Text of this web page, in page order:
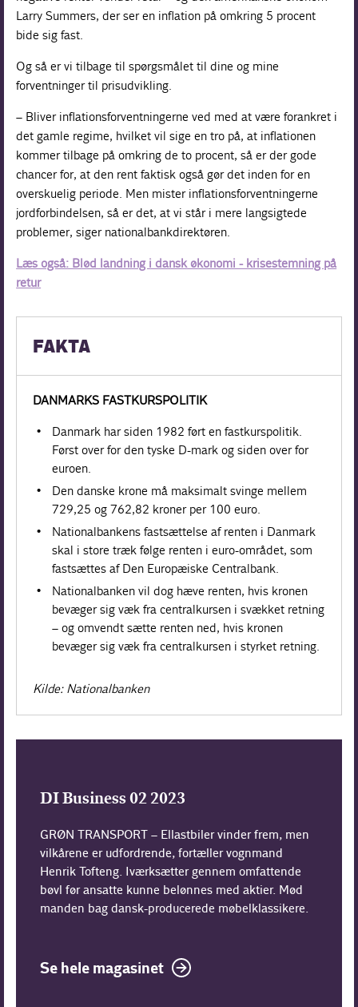
Larry Summers, der ser en inflation på omkring 5 procent
bide sig fast.
Og så er vi tilbage til spørgsmålet til dine og mine
forventninger til prisudvikling.
– Bliver inflationsforventningerne ved med at være forankret i
det gamle regime, hvilket vil sige en tro på, at inflationen
kommer tilbage på omkring de to procent, så er der gode
chancer for, at den rent faktisk også gør det inden for en
overskuelig periode. Men mister inflationsforventningerne
jordforbindelsen, så er det, at vi står i mere langsigtede
problemer, siger nationalbankdirektøren.
Læs også: Blød landning i dansk økonomi - krisestemning på
retur
FAKTA
DANMARKS FASTKURSPOLITIK
Danmark har siden 1982 ført en fastkurspolitik.
Først over for den tyske D-mark og siden over for
euroen.
Den danske krone må maksimalt svinge mellem
729,25 og 762,82 kroner per 100 euro.
Nationalbankens fastsættelse af renten i Danmark
skal i store træk følge renten i euro-området, som
fastsættes af Den Europæiske Centralbank.
Nationalbanken vil dog hæve renten, hvis kronen
bevæger sig væk fra centralkursen i svækket retning
– og omvendt sætte renten ned, hvis kronen
bevæger sig væk fra centralkursen i styrket retning.
Kilde: Nationalbanken
DI Business 02 2023
GRØN TRANSPORT – Ellastbiler vinder frem, men
vilkårene er udfordrende, fortæller vognmand
Henrik Tofteng. Iværksætter gennem omfattende
bøvl før ansatte kunne belønnes med aktier. Mød
manden bag dansk-producerede møbelklassikere.
Se hele magasinet